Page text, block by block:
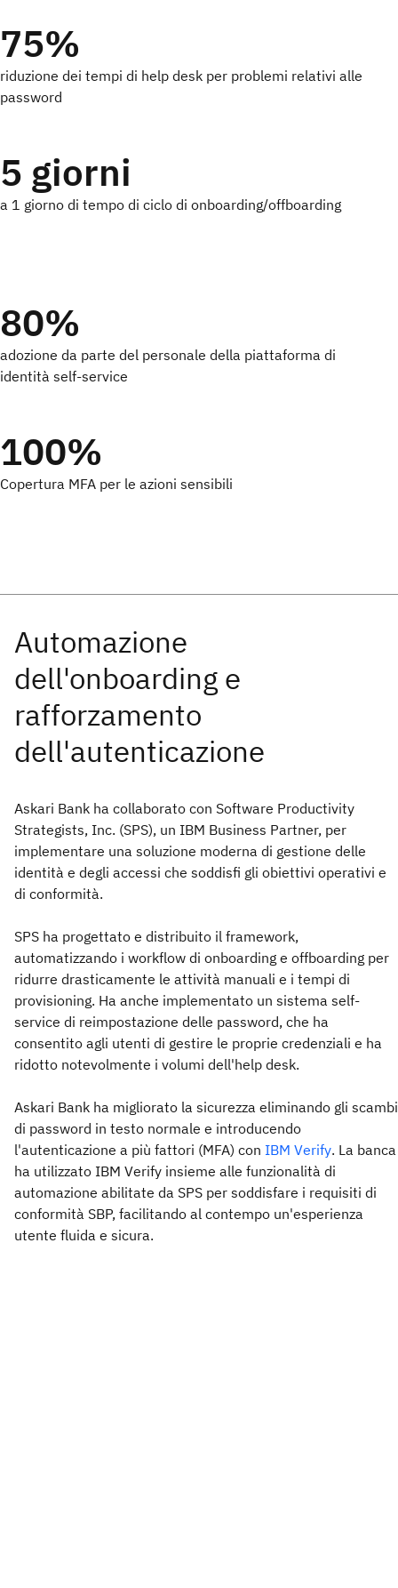
75%
riduzione dei tempi di help desk per problemi relativi alle
password
5 giorni
a 1 giorno di tempo di ciclo di onboarding/offboarding
80%
adozione da parte del personale della piattaforma di
identità self-service
100%
Copertura MFA per le azioni sensibili
Askari Bank ha collaborato con Software Productivity
Strategists, Inc. (SPS), un IBM Business Partner, per
implementare una soluzione moderna di gestione delle
identità e degli accessi che soddisfi gli obiettivi operativi e
di conformità.
SPS ha progettato e distribuito il framework,
automatizzando i workflow di onboarding e offboarding per
ridurre drasticamente le attività manuali e i tempi di
provisioning. Ha anche implementato un sistema self-
service di reimpostazione delle password, che ha
consentito agli utenti di gestire le proprie credenziali e ha
ridotto notevolmente i volumi dell'help desk.
Askari Bank ha migliorato la sicurezza eliminando gli scambi
di password in testo normale e introducendo
l'autenticazione a più fattori (MFA) con IBM Verify. La banca
ha utilizzato IBM Verify insieme alle funzionalità di
automazione abilitate da SPS per soddisfare i requisiti di
conformità SBP, facilitando al contempo un'esperienza
utente fluida e sicura.